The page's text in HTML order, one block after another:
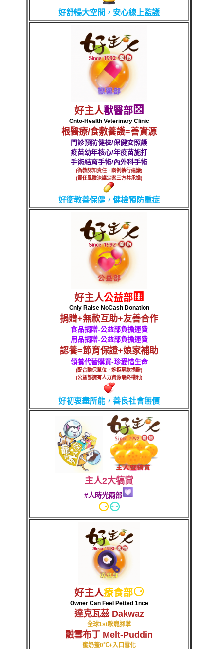
好舒暢大空間，安心線上監護
好主人獸醫部⚄
Onto-Health Veterinary Clinic
根醫療/食敷養護=善資源
門診預防健檢/保健安照護
疫苗幼年核心/年疫苗施打
手術結育手術/內外科手術
(衛教認知責任，案例執行建議)
(責任風險決議定案三方共承擔)
好衛教善保健，健檢預防重症
好主人公益部⚅
Only Raise NoCash Donation
捐贈+無款互助+友善合作
食品捐贈-公益部負擔運費
用品捐贈-公益部負擔運費
認養=節育保證+娘家補助
領養代替購買-珍愛惜生命
(配合動保單位，婉拒募款捐贈)
(公益部擁有人力資源最終權利)
好初衷盡所能，善良社會無價
主人2大犒賞
#人時光兩部
⚆⚇
好主人療食部⚆
Owner Can Feel Petted 1nce
達克瓦茲 Dakwaz
全球1st款寵腳掌
融雪布丁 Melt-Puddin
蜜奶蓋0℃+入口雪化